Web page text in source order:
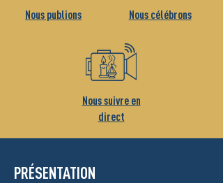
Nous publions Nous célébrons
Nous suivre en
direct
PRÉSENTATION